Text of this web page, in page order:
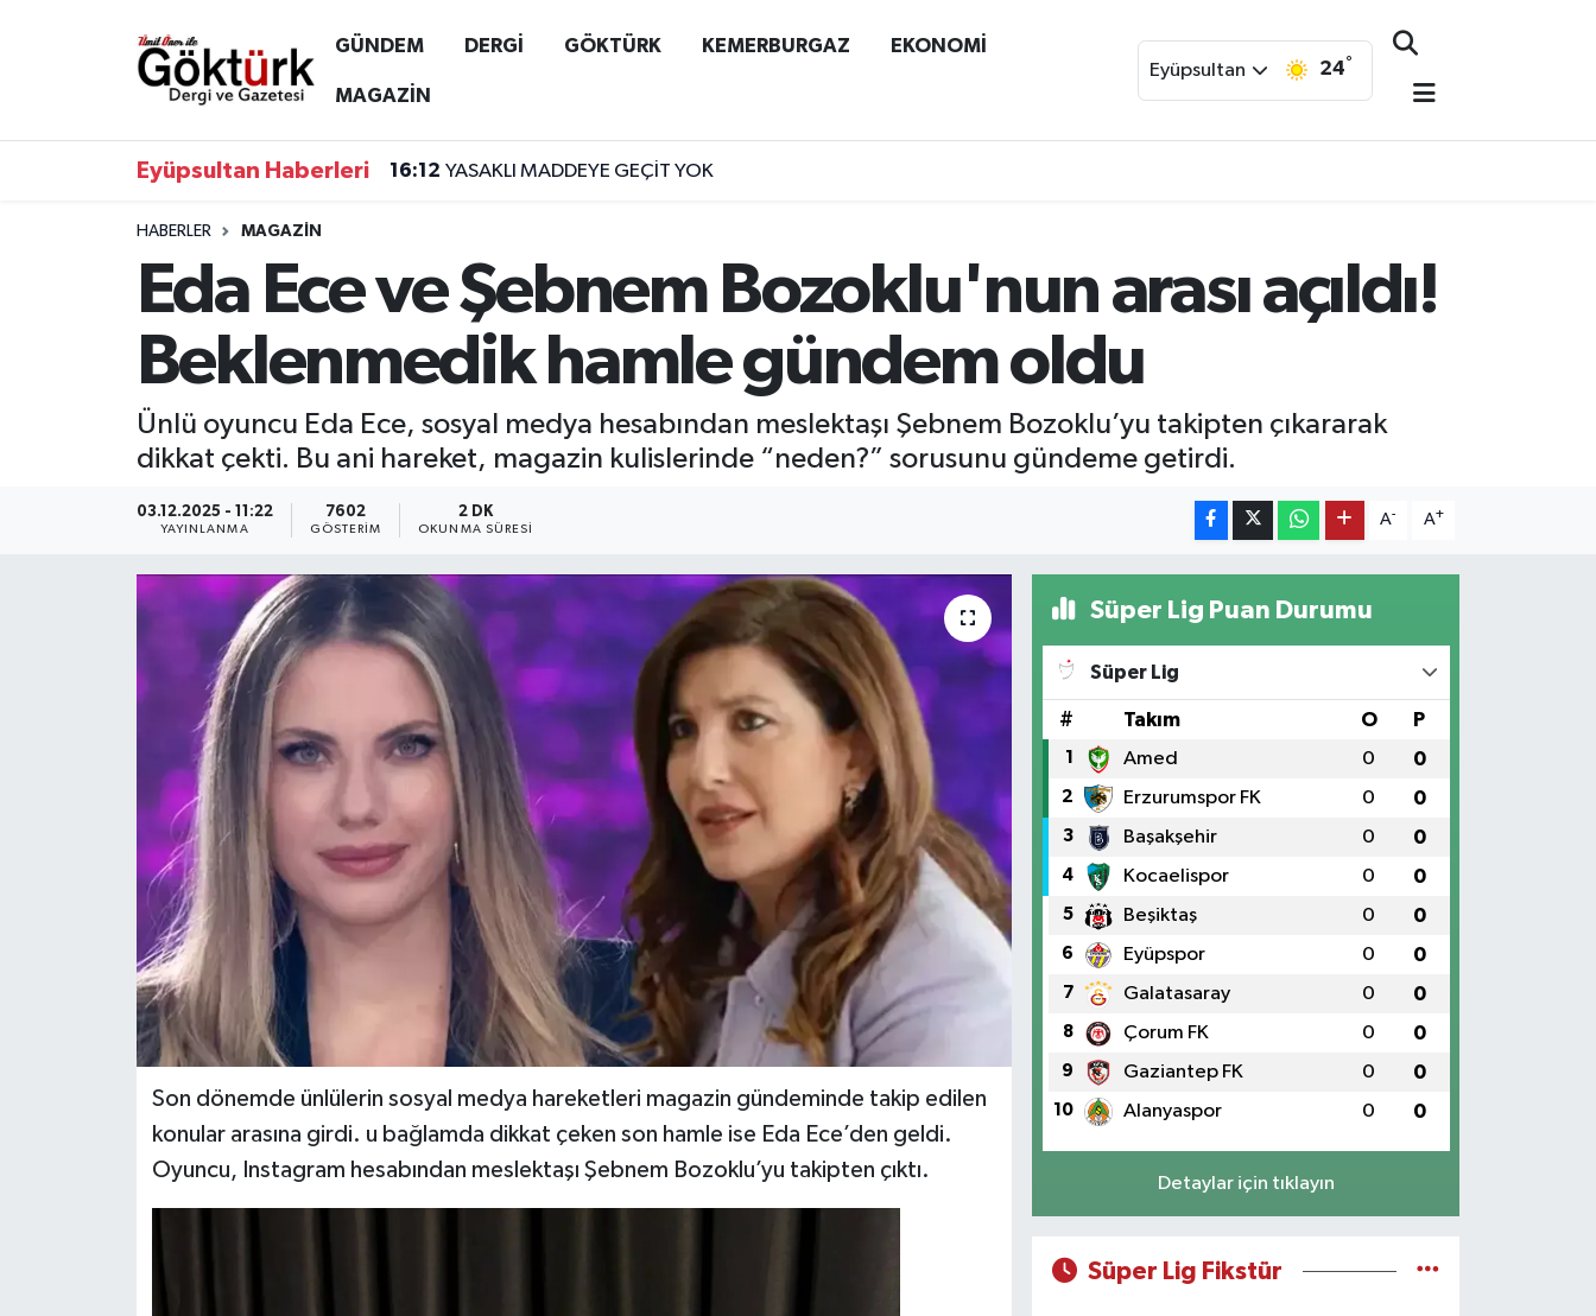
GÜNDEM DERGİ GÖKTÜRK KEMERBURGAZ EKONOMİ
MAGAZİN
Eyüpsultan 24°
Eyüpsultan Haberleri 16:12 YASAKLI MADDEYE GEÇİT YOK
HABERLER MAGAZİN
Eda Ece ve Şebnem Bozoklu'nun arası açıldı!
Beklenmedik hamle gündem oldu
Ünlü oyuncu Eda Ece, sosyal medya hesabından meslektaşı Şebnem Bozoklu’yu takipten çıkararak
dikkat çekti. Bu ani hareket, magazin kulislerinde “neden?” sorusunu gündeme getirdi.
03.12.2025 - 11:22
YAYINLANMA
7602
GÖSTERIM
2 DK
OKUNMA SÜRESI
A- A+
Son dönemde ünlülerin sosyal medya hareketleri magazin gündeminde takip edilen
konular arasına girdi. u bağlamda dikkat çeken son hamle ise Eda Ece’den geldi.
Oyuncu, Instagram hesabından meslektaşı Şebnem Bozoklu’yu takipten çıktı.
Süper Lig Puan Durumu
Süper Lig
# Takım O P
1 Amed 0 0
2 Erzurumspor FK 0 0
3 Başakşehir 0 0
4 Kocaelispor 0 0
5 Beşiktaş 0 0
6 Eyüpspor 0 0
7 Galatasaray 0 0
8 Çorum FK 0 0
9 Gaziantep FK 0 0
10 Alanyaspor 0 0
Detaylar için tıklayın
Süper Lig Fikstür
Anne Çocuk
GÖKTÜRK
GÜNDEM
KEMERBURGAZ
MAGAZİN
TEKNOLOJİ
TİCARET
Eyüpsultan Hava Durumu
Tüm Manşetler
Son Dakika Haberleri